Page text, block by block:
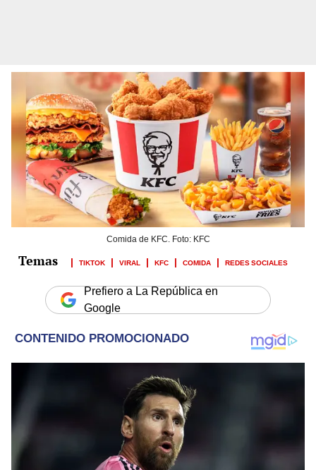
Comida de KFC. Foto: KFC
TIKTOK VIRAL KFC COMIDA REDES SOCIALES
Prefiero a La República en
Google